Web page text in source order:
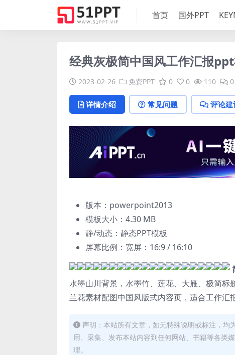
首页 国外PPT
经典灰极简中国风工作汇报
2023-02-26 免费PPT 0 0 110 0
详情介绍 常见问题 评论建
版本：powerpoint2013
模板大小： 4.30 MB
静/动态：静态PPT模板
屏幕比例：宽屏：16:9 / 16:10
水墨山川背景，水墨竹、莲花、大雁、极简标
兰花素材配图中国风版式内容页，适合工作汇
声明：本站所有文章，如无特殊说明或标注，
用、采集、发布本站内容到任何网站、书籍等各类
理。